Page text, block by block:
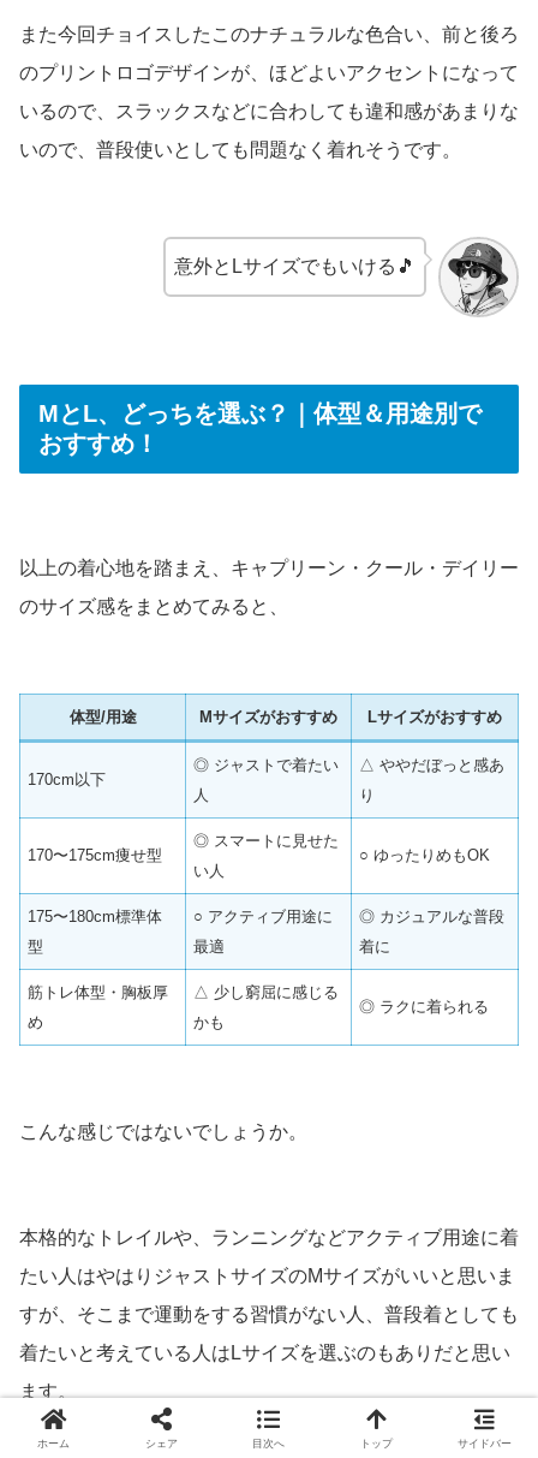
また今回チョイスしたこのナチュラルな色合い、前と後ろ
のプリントロゴデザインが、ほどよいアクセントになって
いるので、スラックスなどに合わしても違和感があまりな
いので、普段使いとしても問題なく着れそうです。
意外とLサイズでもいける🎵
MとL、どっちを選ぶ？｜体型＆用途別で
おすすめ！
以上の着心地を踏まえ、キャプリーン・クール・デイリー
のサイズ感をまとめてみると、
体型/用途 Mサイズがおすすめ Lサイズがおすすめ
170cm以下
◎ ジャストで着たい
人
△ ややだぼっと感あ
り
170〜175cm痩せ型
◎ スマートに見せた
い人
○ ゆったりめもOK
175〜180cm標準体
型
○ アクティブ用途に
最適
◎ カジュアルな普段
着に
筋トレ体型・胸板厚
め
△ 少し窮屈に感じる
かも
◎ ラクに着られる
こんな感じではないでしょうか。
本格的なトレイルや、ランニングなどアクティブ用途に着
たい人はやはりジャストサイズのMサイズがいいと思いま
すが、そこまで運動をする習慣がない人、普段着としても
着たいと考えている人はLサイズを選ぶのもありだと思い
ます。
ホーム シェア 目次へ トップ サイドバー